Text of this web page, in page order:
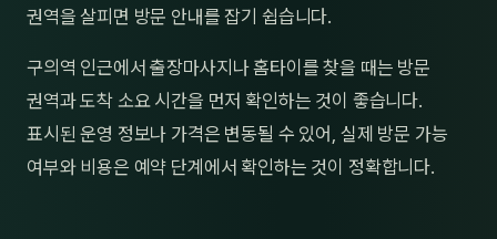
권역을 살피면 방문 안내를 잡기 쉽습니다.
구의역 인근에서 출장마사지나 홈타이를 찾을 때는 방문
권역과 도착 소요 시간을 먼저 확인하는 것이 좋습니다.
표시된 운영 정보나 가격은 변동될 수 있어, 실제 방문 가능
여부와 비용은 예약 단계에서 확인하는 것이 정확합니다.